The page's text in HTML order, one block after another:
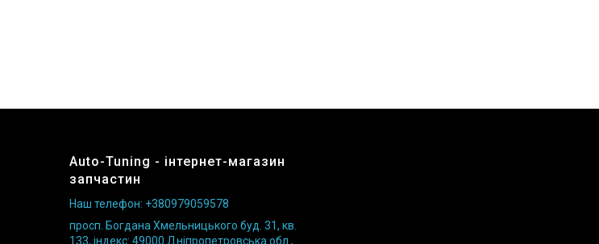
Auto-Tuning - інтернет-магазин
запчастин
Наш телефон: +380979059578
просп. Богдана Хмельницького буд. 31, кв.
133, індекс: 49000 Дніпропетровська обл.,